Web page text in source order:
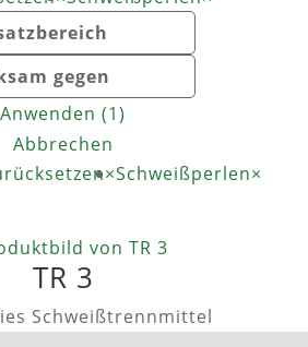
gegen
Anwenden(1)
Abbrechen
×Schweißperlen×
TR 3
Schweißtrennmittel